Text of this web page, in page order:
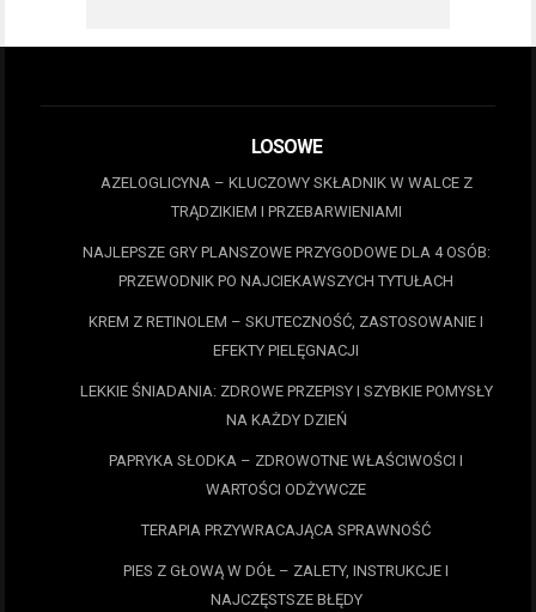
LOSOWE
AZELOGLICYNA – KLUCZOWY SKŁADNIK W WALCE Z
TRĄDZIKIEM I PRZEBARWIENIAMI
NAJLEPSZE GRY PLANSZOWE PRZYGODOWE DLA 4 OSÓB:
PRZEWODNIK PO NAJCIEKAWSZYCH TYTUŁACH
KREM Z RETINOLEM – SKUTECZNOŚĆ, ZASTOSOWANIE I
EFEKTY PIELĘGNACJI
LEKKIE ŚNIADANIA: ZDROWE PRZEPISY I SZYBKIE POMYSŁY
NA KAŻDY DZIEŃ
PAPRYKA SŁODKA – ZDROWOTNE WŁAŚCIWOŚCI I
WARTOŚCI ODŻYWCZE
TERAPIA PRZYWRACAJĄCA SPRAWNOŚĆ
PIES Z GŁOWĄ W DÓŁ – ZALETY, INSTRUKCJE I
NAJCZĘSTSZE BŁĘDY